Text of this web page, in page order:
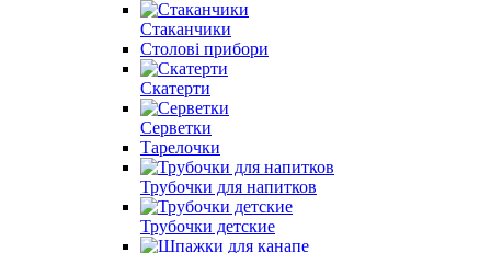
Стаканчики
Столові прибори
Скатерти
Серветки
Тарелочки
Трубочки для напитков
Трубочки детские